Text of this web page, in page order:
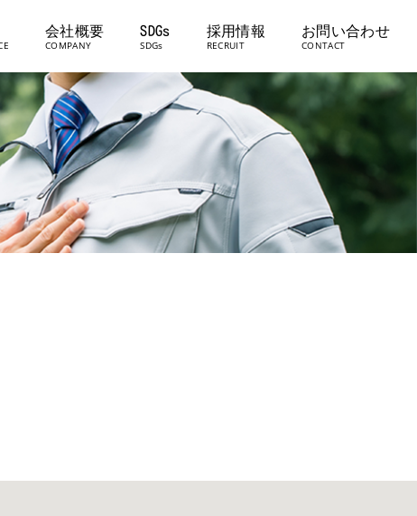
会社概要 SDGs 採用情報 お問い合わせ